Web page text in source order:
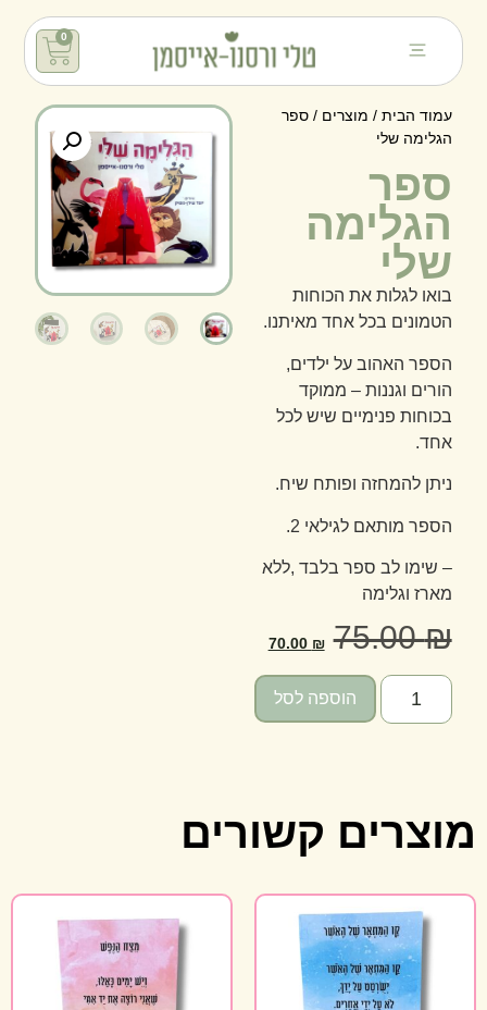
0
עמוד הבית / מוצרים / ספר
הגלימה שלי
ספר
הגלימה
שלי
בואו לגלות את הכוחות
הטמונים בכל אחד מאיתנו.
הספר האהוב על ילדים,
הורים וגננות – ממוקד
בכוחות פנימיים שיש לכל
אחד.
ניתן להמחזה ופותח שיח.
הספר מותאם לגילאי 2.
– שימו לב ספר בלבד ,ללא
מארז וגלימה
75.00₪
70.00 ₪
הוספה לסל
מוצרים קשורים